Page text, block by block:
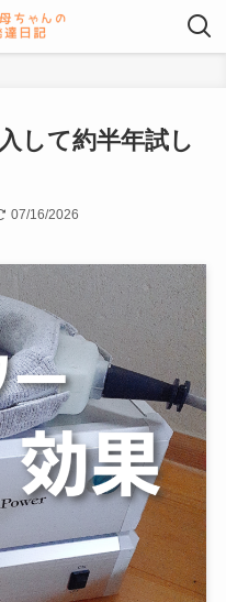
して約半年試し
07/16/2026